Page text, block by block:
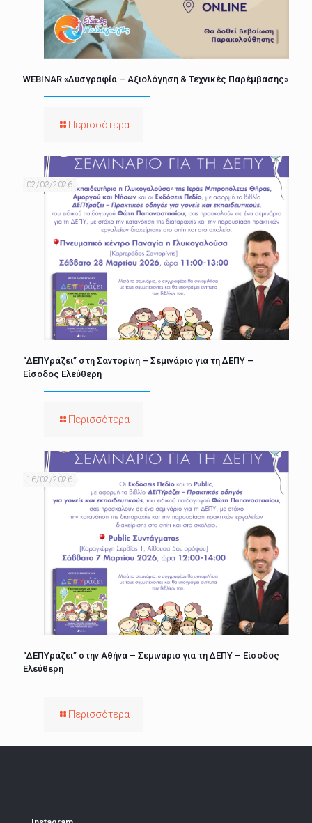
WEBINAR «Δυσγραφία – Αξιολόγηση & Τεχνικές Παρέμβασης»
Περισσότερα
02/03/2026
“ΔΕΠΥράζει” στη Σαντορίνη – Σεμινάριο για τη ΔΕΠΥ –
Είσοδος Ελεύθερη
Περισσότερα
16/02/2026
“ΔΕΠΥράζει” στην Αθήνα – Σεμινάριο για τη ΔΕΠΥ – Είσοδος
Ελεύθερη
Περισσότερα